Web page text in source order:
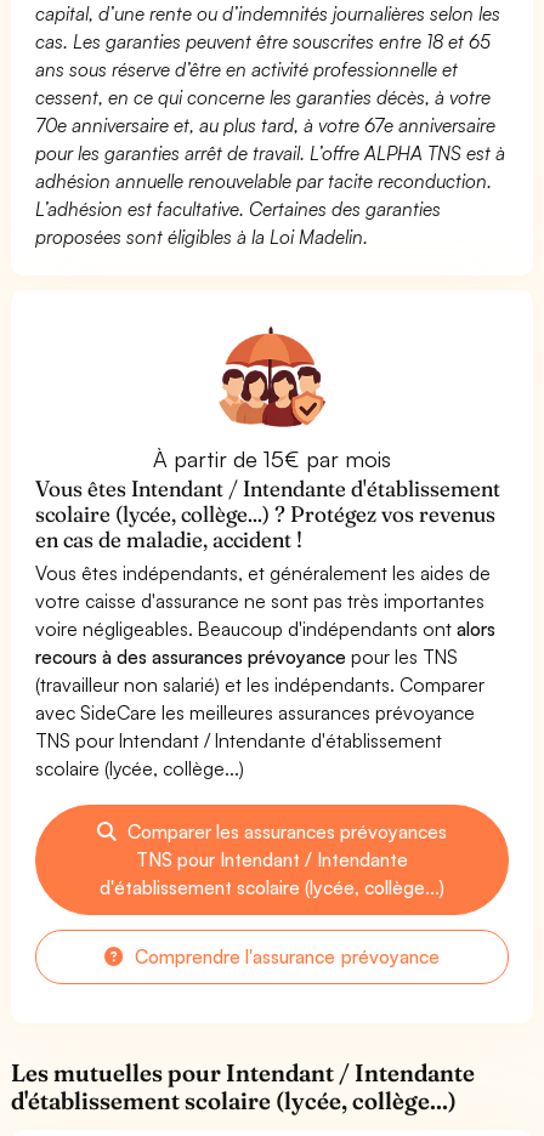
capital, d’une rente ou d’indemnités journalières selon les
cas. Les garanties peuvent être souscrites entre 18 et 65
ans sous réserve d’être en activité professionnelle et
cessent, en ce qui concerne les garanties décès, à votre
70e anniversaire et, au plus tard, à votre 67e anniversaire
pour les garanties arrêt de travail. L’offre ALPHA TNS est à
adhésion annuelle renouvelable par tacite reconduction.
L’adhésion est facultative. Certaines des garanties
proposées sont éligibles à la Loi Madelin.
À partir de 15€ par mois
Vous êtes Intendant / Intendante d'établissement
scolaire (lycée, collège...) ? Protégez vos revenus
en cas de maladie, accident !
Vous êtes indépendants, et généralement les aides de
votre caisse d'assurance ne sont pas très importantes
voire négligeables. Beaucoup d'indépendants ontalors
recours à des assurances prévoyance pour les TNS
(travailleur non salarié) et les indépendants. Comparer
avec SideCare les meilleures assurances prévoyance
TNS pour Intendant / Intendante d'établissement
scolaire (lycée, collège...)
Comparer les assurances prévoyances
TNS pour Intendant / Intendante
d'établissement scolaire (lycée, collège...)
Comprendre l'assurance prévoyance
Les mutuelles pour Intendant / Intendante
d'établissement scolaire (lycée, collège...)